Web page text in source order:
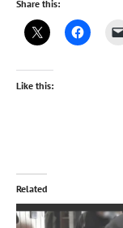
Share this:
Like this:
Related